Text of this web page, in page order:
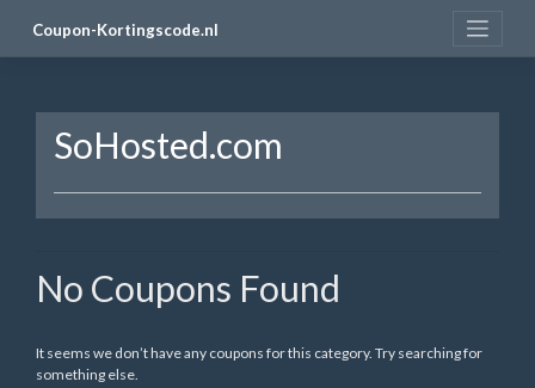
Coupon-Kortingscode.nl
SoHosted.com
No Coupons Found
It seems we don’t have any coupons for this category. Try searching for
something else.